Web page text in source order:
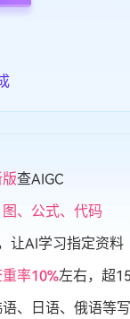
查AIGC
、公式、代码
让AI学习指定资料
率10%左右，超
、日语、俄语等